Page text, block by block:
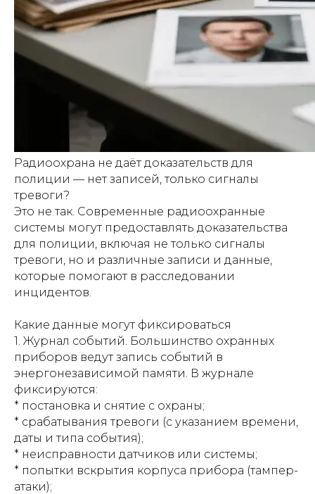
Радиоохрана не даёт доказательств для
полиции — нет записей, только сигналы
тревоги?
Это не так. Современные радиоохранные
системы могут предоставлять доказательства
для полиции, включая не только сигналы
тревоги, но и различные записи и данные,
которые помогают в расследовании
инцидентов.
Какие данные могут фиксироваться
1. Журнал событий. Большинство охранных
приборов ведут запись событий в
энергонезависимой памяти. В журнале
фиксируются:
* постановка и снятие с охраны;
* срабатывания тревоги (с указанием времени,
даты и типа события);
* неисправности датчиков или системы;
* попытки вскрытия корпуса прибора (тампер-
атаки);